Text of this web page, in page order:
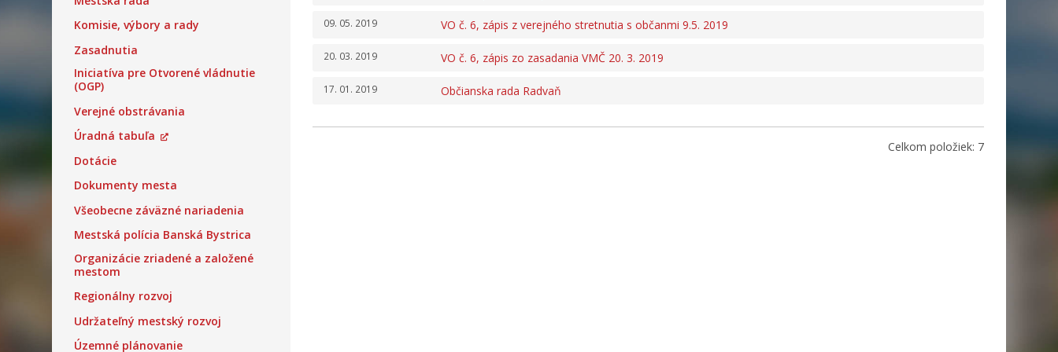
Komisie, výbory a rady
Zasadnutia
Iniciatíva pre Otvorené vládnutie
(OGP)
Verejné obstrávania
Úradná tabuľa
Dotácie
Dokumenty mesta
Všeobecne záväzné nariadenia
Mestská polícia Banská Bystrica
Organizácie zriadené a založené
mestom
Regionálny rozvoj
Udržateľný mestský rozvoj
Územné plánovanie
09. 05. 2019 VO č. 6, zápis z verejného stretnutia s občanmi 9.5. 2019
20. 03. 2019 VO č. 6, zápis zo zasadania VMČ 20. 3. 2019
17. 01. 2019 Občianska rada Radvaň
Celkom položiek: 7